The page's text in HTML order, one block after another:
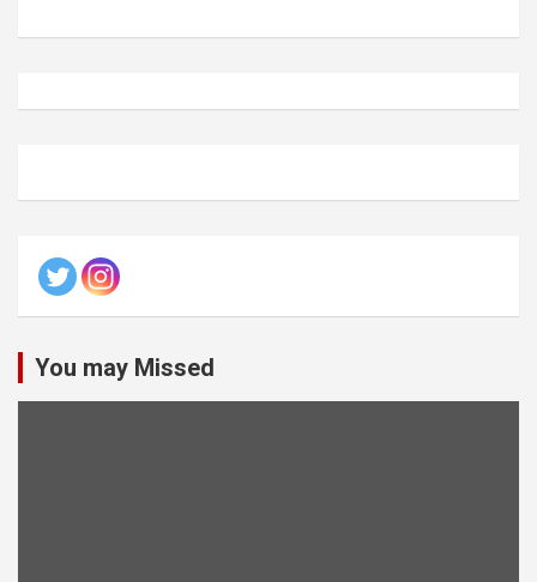
You may Missed